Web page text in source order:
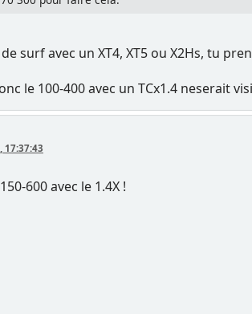
surf avec un XT4, XT5 ou X2Hs, tu
le 100-400 avec un TCx1.4 neserait
17:37:43
600 avec le 1.4X !